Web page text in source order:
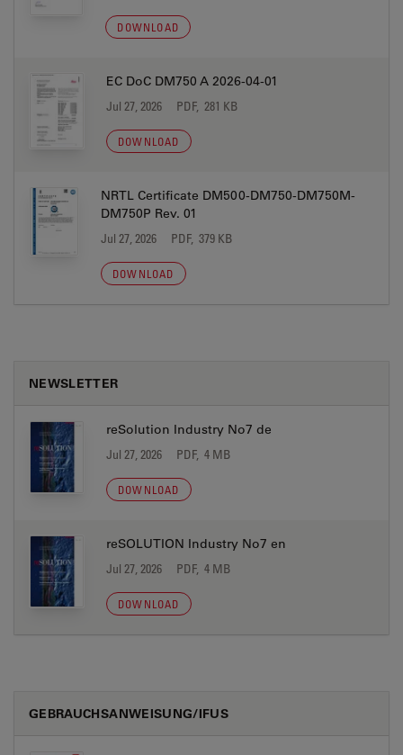
DOWNLOAD
EC DoC DM750 A 2026-04-01
Jul 27, 2026 PDF, 281 KB
DOWNLOAD
NRTL Certificate DM500-DM750-DM750M-
DM750P Rev. 01
Jul 27, 2026 PDF, 379 KB
DOWNLOAD
NEWSLETTER
reSolution Industry No7 de
Jul 27, 2026 PDF, 4 MB
DOWNLOAD
reSOLUTION Industry No7 en
Jul 27, 2026 PDF, 4 MB
DOWNLOAD
GEBRAUCHSANWEISUNG/IFUS